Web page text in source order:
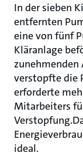
In der sieben
entfernten
eine von fünf
Kläranlage
zunehmenden
verstopfte die
erforderte
Mitarbeiters
ideal.